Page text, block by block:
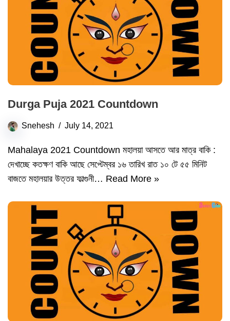
Durga Puja 2021 Countdown
Snehesh July 14, 2021
Mahalaya 2021 Countdown মহালয়া আসতে আর মাত্র বাকি :
দেখাচ্ছে কতক্ষণ বাকি আছে সেপ্টেম্বর ১৬ তারিখ রাত ১০ টে ৫৫ মিনিট
বাজতে মহালয়ার উত্তর ফাল্গুনী… Read More »